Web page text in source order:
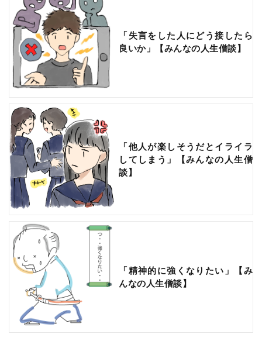
「失言をした人にどう接したら
良いか」【みんなの人生僧談】
「他人が楽しそうだとイライラ
してしまう」【みんなの人生僧
談】
「精神的に強くなりたい」【み
んなの人生僧談】